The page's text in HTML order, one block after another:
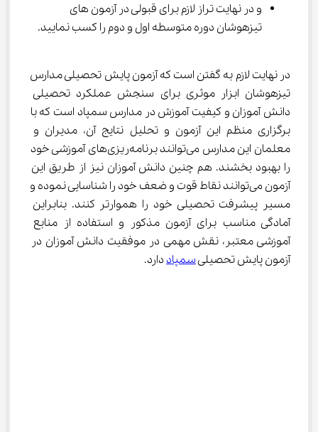
و در نهایت تراز لازم برای قبولی در آزمون های
تیزهوشان دوره متوسطه اول و دوم را کسب ‌نمایید.
در نهایت لازم به گفتن است که آزمون پایش تحصیلی مدارس
تیزهوشان ابزار موثری برای سنجش عملکرد تحصیلی
دانش آموزان و کیفیت آموزش در مدارس سمپاد است که با
برگزاری منظم این آزمون و تحلیل نتایج آن، مدیران و
معلمان این مدارس می‌توانند برنامه‌ریزی‌های آموزشی خود
را بهبود بخشند. هم چنین دانش آموزان نیز از طریق این
آزمون می‌توانند نقاط قوت و ضعف خود را شناسایی نموده و
مسیر پیشرفت تحصیلی خود را هموارتر کنند. بنابراین
آمادگی مناسب برای آزمون مذکور و استفاده از منابع
آموزشی معتبر، نقش مهمی در موفقیت دانش آموزان در
آزمون پایش تحصیلی سمپاد دارد.